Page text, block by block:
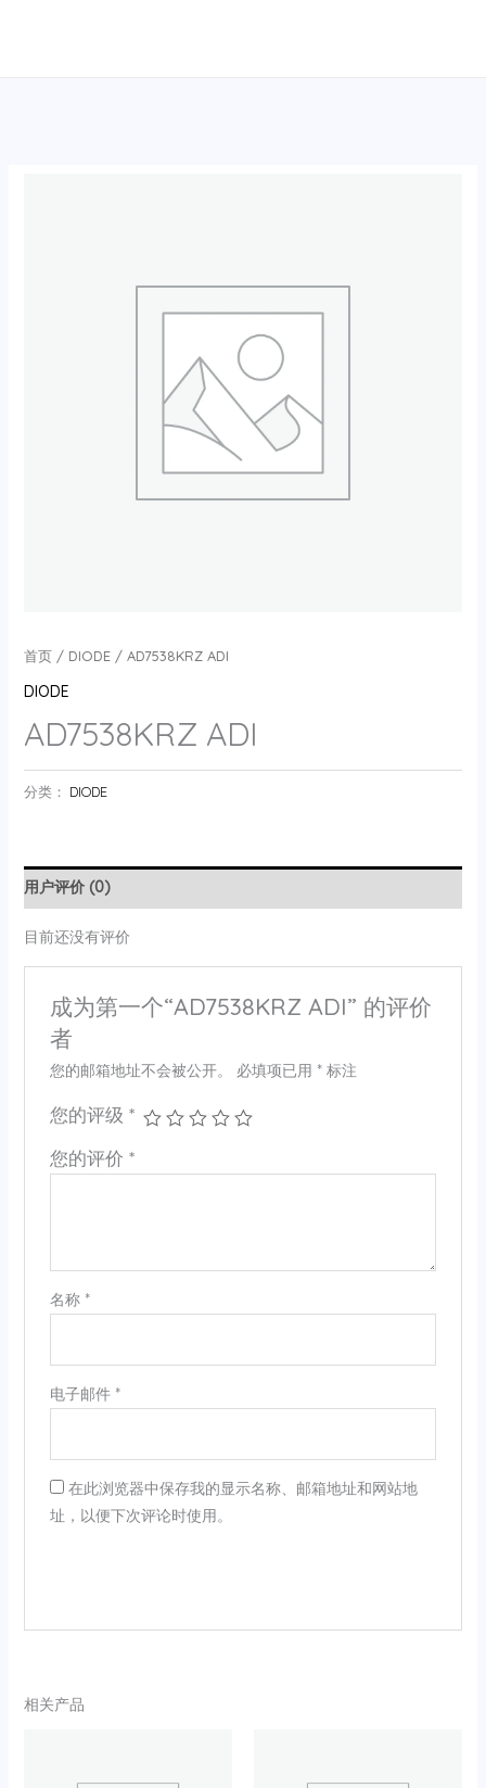
首页/ DIODE/ AD7538KRZ ADI
DIODE
AD7538KRZ ADI
分类： DIODE
用户评价 (0)
目前还没有评价
成为第一个“AD7538KRZ ADI” 的评价
者
您的邮箱地址不会被公开。 必填项已用 *标注
您的评级 *
您的评价 *
名称 *
电子邮件 *
在此浏览器中保存我的显示名称、邮箱地址和网站地
址，以便下次评论时使用。
相关产品